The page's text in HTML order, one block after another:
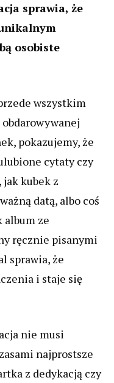
sprawia, że
osobiste
wszystkim
pokazujemy, że
cytaty czy
jak kubek z
datą, albo coś
album ze
ręcznie pisanymi
sprawia, że
i staje się
nie musi
najprostsze
z dedykacją czy